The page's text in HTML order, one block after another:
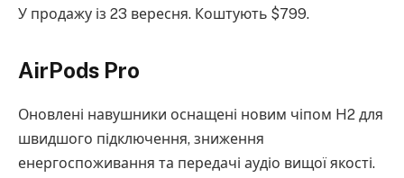
У продажу із 23 вересня. Коштують $799.
AirPods Pro
Оновлені навушники оснащені новим чіпом H2 для
швидшого підключення, зниження
енергоспоживання та передачі аудіо вищої якості.